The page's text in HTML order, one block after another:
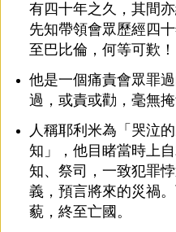
有四十年之久，其間
先知帶領會眾歷經四
至巴比倫，何等可歎！
他是一個痛責會眾罪
過，或責或勸，毫無掩
人稱耶利米為「哭泣
知」，他目睹當時上
知、祭司，一致犯罪
義，預言將來的災禍
藐，終至亡國。